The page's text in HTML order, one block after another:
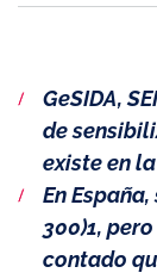
GeSIDA,
de
existe en
En
300)1,
contado